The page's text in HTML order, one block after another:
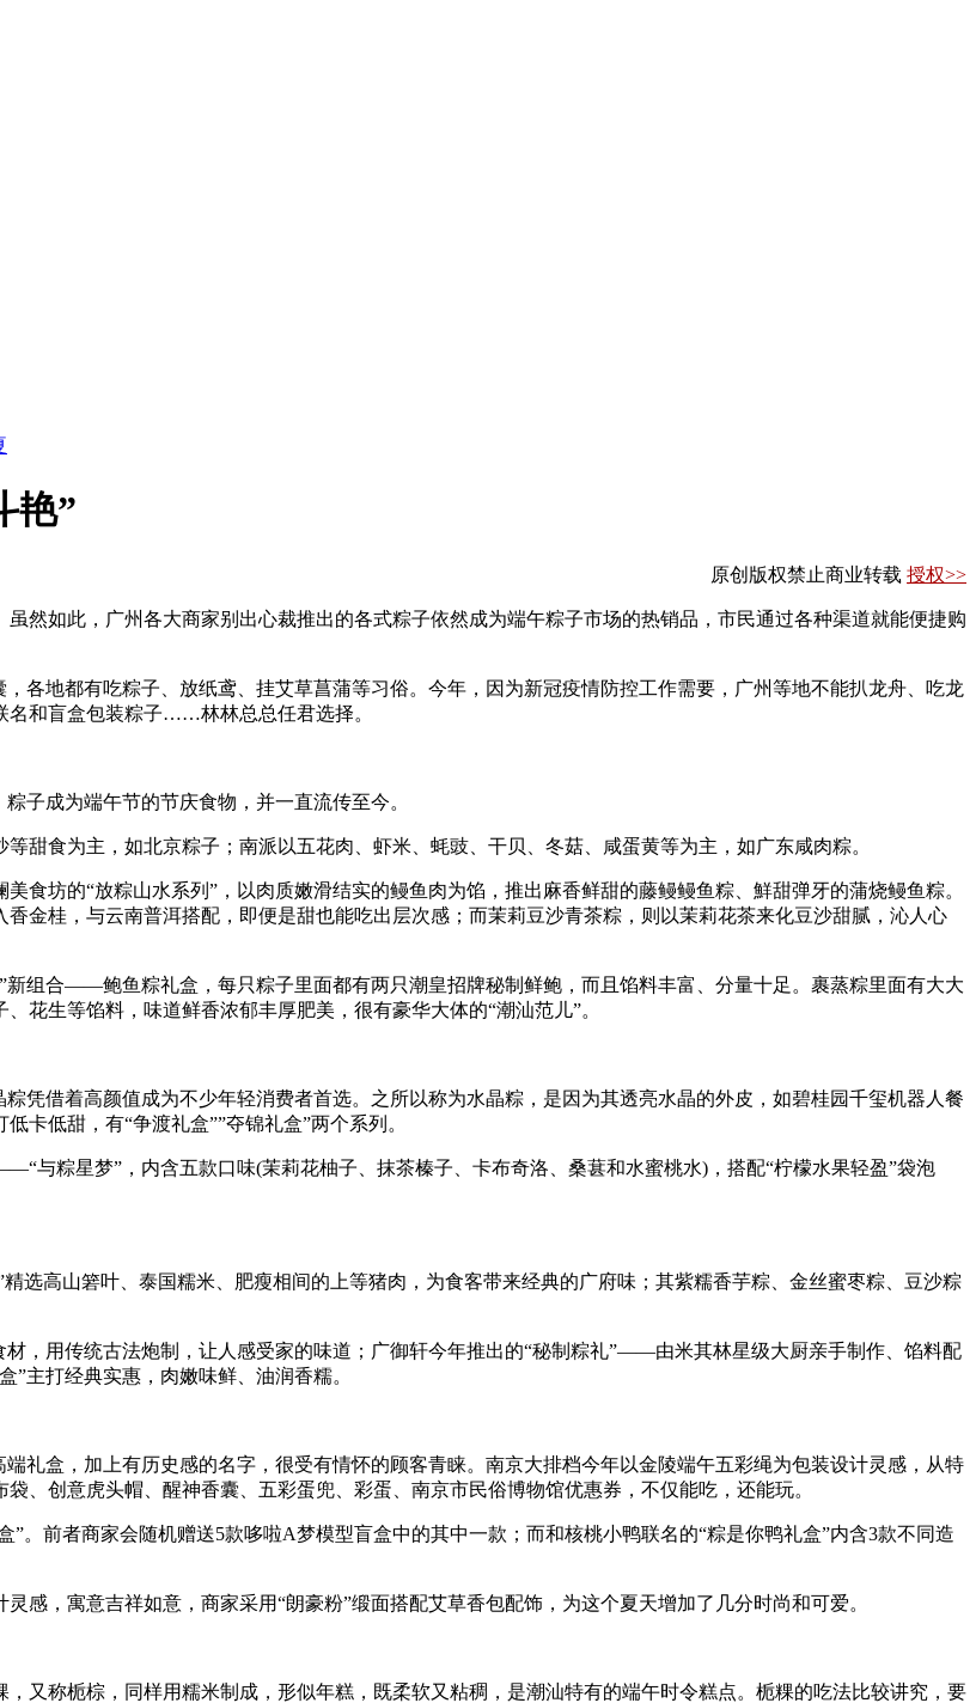
艳”
原创版权禁止商业转载 授权>>
如此，广州各大商家别出心裁推出的各式粽子依然成为端午粽子市场的热销品，市民通过各种渠道就能便捷购
地都有吃粽子、放纸鸢、挂艾草菖蒲等习俗。今年，因为新冠疫情防控工作需要，广州等地不能扒龙舟、吃龙
名和盲盒包装粽子……林林总总任君选择。
成为端午节的节庆食物，并一直流传至今。
食为主，如北京粽子；南派以五花肉、虾米、蚝豉、干贝、冬菇、咸蛋黄等为主，如广东咸肉粽。
坊的“放粽山水系列”，以肉质嫩滑结实的鳗鱼肉为馅，推出麻香鲜甜的藤鳗鳗鱼粽、鮮甜弹牙的蒲烧鳗鱼粽。
金桂，与云南普洱搭配，即便是甜也能吃出层次感；而茉莉豆沙青茶粽，则以茉莉花茶来化豆沙甜腻，沁人心
合——鲍鱼粽礼盒，每只粽子里面都有两只潮皇招牌秘制鲜鲍，而且馅料丰富、分量十足。裹蒸粽里面有大大
花生等馅料，味道鲜香浓郁丰厚肥美，很有豪华大体的“潮汕范儿”。
借着高颜值成为不少年轻消费者首选。之所以称为水晶粽，是因为其透亮水晶的外皮，如碧桂园千玺机器人餐
卡低甜，有“争渡礼盒””夺锦礼盒”两个系列。
粽星梦”，内含五款口味(茉莉花柚子、抹茶榛子、卡布奇洛、桑葚和水蜜桃水)，搭配“柠檬水果轻盈”袋泡
高山箬叶、泰国糯米、肥瘦相间的上等猪肉，为食客带来经典的广府味；其紫糯香芋粽、金丝蜜枣粽、豆沙粽
用传统古法炮制，让人感受家的味道；广御轩今年推出的“秘制粽礼”——由米其林星级大厨亲手制作、馅料配
”主打经典实惠，肉嫩味鲜、油润香糯。
盒，加上有历史感的名字，很受有情怀的顾客青睐。南京大排档今年以金陵端午五彩绳为包装设计灵感，从特
、创意虎头帽、醒神香囊、五彩蛋兜、彩蛋、南京市民俗博物馆优惠券，不仅能吃，还能玩。
前者商家会随机赠送5款哆啦A梦模型盲盒中的其中一款；而和核桃小鸭联名的“粽是你鸭礼盒”内含3款不同造
，寓意吉祥如意，商家采用“朗豪粉”缎面搭配艾草香包配饰，为这个夏天增加了几分时尚和可爱。
称栀棕，同样用糯米制成，形似年糕，既柔软又粘稠，是潮汕特有的端午时令糕点。栀粿的吃法比较讲究，要